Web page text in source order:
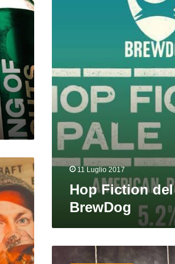
11 Luglio 2017
Hop Fiction
BrewDog